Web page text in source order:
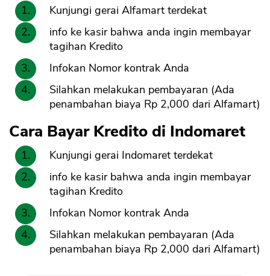
Kunjungi gerai Alfamart terdekat
info ke kasir bahwa anda ingin membayar
tagihan Kredito
Infokan Nomor kontrak Anda
Silahkan melakukan pembayaran (Ada
penambahan biaya Rp 2,000 dari Alfamart)
Cara Bayar Kredito di Indomaret
Kunjungi gerai Indomaret terdekat
info ke kasir bahwa anda ingin membayar
tagihan Kredito
Infokan Nomor kontrak Anda
Silahkan melakukan pembayaran (Ada
penambahan biaya Rp 2,000 dari Alfamart)